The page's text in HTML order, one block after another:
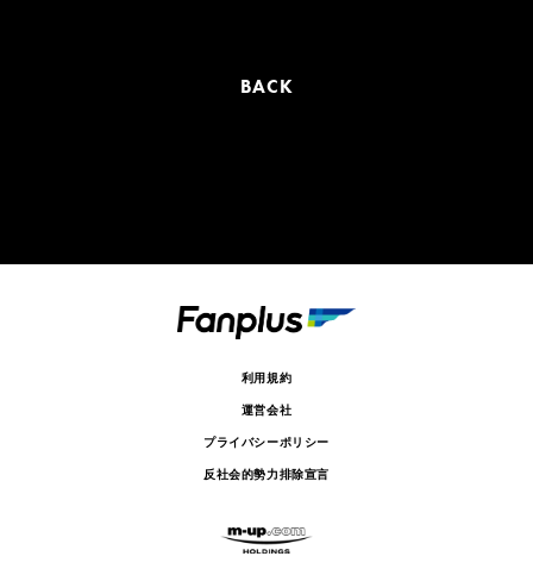
BACK
利用規約
運営会社
プライバシーポリシー
反社会的勢力排除宣言